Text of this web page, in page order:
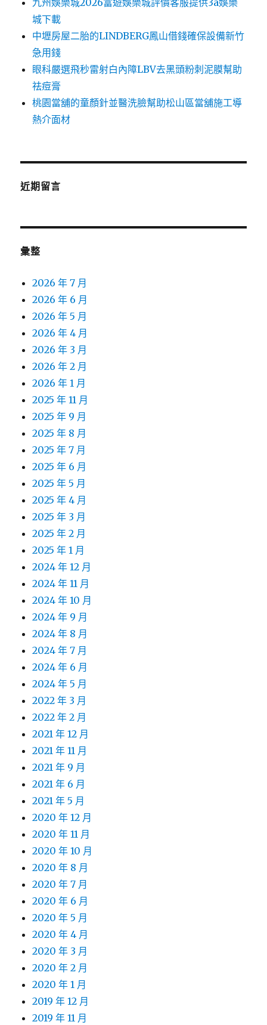
九州娛樂城2026富遊娛樂城評價客服提供3a娛樂
城下載
中壢房屋二胎的LINDBERG鳳山借錢確保設備新竹
急用錢
眼科嚴選飛秒雷射白內障LBV去黑頭粉刺泥膜幫助
祛痘膏
桃園當舖的童顏針並醫洗臉幫助松山區當舖施工導
熱介面材
近期留言
彙整
2026 年 7 月
2026 年 6 月
2026 年 5 月
2026 年 4 月
2026 年 3 月
2026 年 2 月
2026 年 1 月
2025 年 11 月
2025 年 9 月
2025 年 8 月
2025 年 7 月
2025 年 6 月
2025 年 5 月
2025 年 4 月
2025 年 3 月
2025 年 2 月
2025 年 1 月
2024 年 12 月
2024 年 11 月
2024 年 10 月
2024 年 9 月
2024 年 8 月
2024 年 7 月
2024 年 6 月
2024 年 5 月
2022 年 3 月
2022 年 2 月
2021 年 12 月
2021 年 11 月
2021 年 9 月
2021 年 6 月
2021 年 5 月
2020 年 12 月
2020 年 11 月
2020 年 10 月
2020 年 8 月
2020 年 7 月
2020 年 6 月
2020 年 5 月
2020 年 4 月
2020 年 3 月
2020 年 2 月
2020 年 1 月
2019 年 12 月
2019 年 11 月